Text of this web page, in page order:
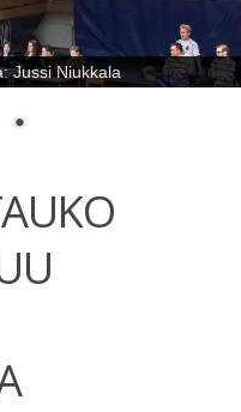
Jussi Niukkala